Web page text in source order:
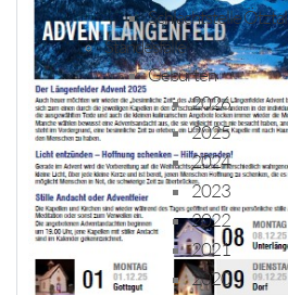
Schlachtstelle Ötztal
Standesfälle
Geburten
2026
2025
2024
2023
2022
2021
2020